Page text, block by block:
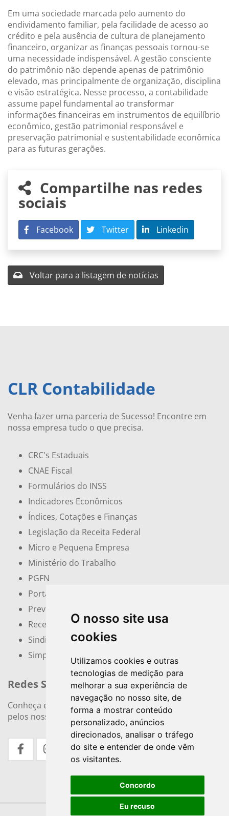
O nosso site usa
cookies
Utilizamos cookies e outras
tecnologias de medição para
melhorar a sua experiência de
navegação no nosso site, de
forma a mostrar conteúdo
personalizado, anúncios
direcionados, analisar o tráfego
do site e entender de onde vêm
os visitantes.
Concordo
Eu recuso
Em uma sociedade marcada pelo aumento do
endividamento familiar, pela facilidade de acesso ao
crédito e pela ausência de cultura de planejamento
financeiro, organizar as finanças pessoais tornou-se
uma necessidade indispensável. A gestão consciente
do patrimônio não depende apenas de patrimônio
elevado, mas principalmente de organização, disciplina
e visão estratégica. Nesse processo, a contabilidade
assume papel fundamental ao transformar
informações financeiras em instrumentos de equilíbrio
econômico, gestão patrimonial responsável e
preservação patrimonial e sustentabilidade econômica
para as futuras gerações.
Compartilhe nas redes
sociais
Facebook Twitter Linkedin
Voltar para a listagem de notícias
CLR Contabilidade
Venha fazer uma parceria de Sucesso! Encontre em
nossa empresa tudo o que precisa.
CRC's Estaduais
CNAE Fiscal
Formulários do INSS
Indicadores Econômicos
Índices, Cotações e Finanças
Legislação da Receita Federal
Micro e Pequena Empresa
Ministério do Trabalho
PGFN
Portal do Empreendedor
Previdência Social
Receita Federal
Sindicatos e Associações
Simples Nacional
Redes Sociais
Conheça e siga nossos canais. Interaja, fale conosco
pelos nossos perfis e saiba de todas as novidades.